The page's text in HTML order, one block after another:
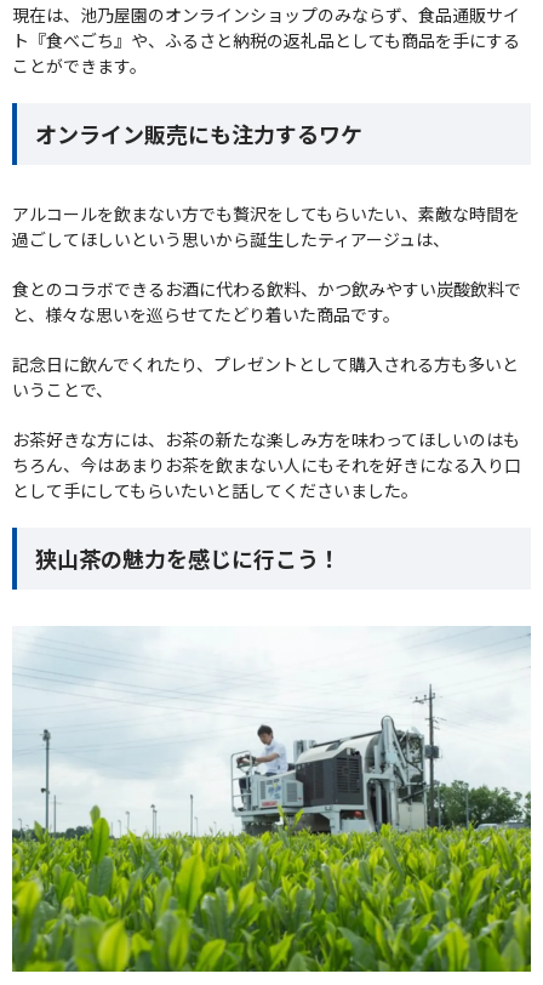
現在は、池乃屋園のオンラインショップのみならず、食品通販サイ
ト『食べごち』や、ふるさと納税の返礼品としても商品を手にする
ことができます。
オンライン販売にも注力するワケ
アルコールを飲まない方でも贅沢をしてもらいたい、素敵な時間を
過ごしてほしいという思いから誕生したティアージュは、
食とのコラボできるお酒に代わる飲料、かつ飲みやすい炭酸飲料で
と、様々な思いを巡らせてたどり着いた商品です。
記念日に飲んでくれたり、プレゼントとして購入される方も多いと
いうことで、
お茶好きな方には、お茶の新たな楽しみ方を味わってほしいのはも
ちろん、今はあまりお茶を飲まない人にもそれを好きになる入り口
として手にしてもらいたいと話してくださいました。
狭山茶の魅力を感じに行こう！